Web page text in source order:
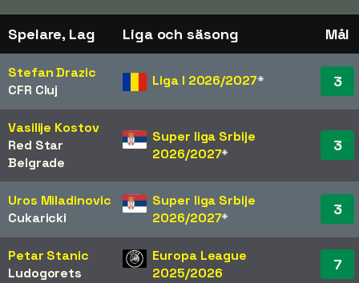
Spelare, Lag Liga och säsong Mål
Stefan Drazic
CFR Cluj
Liga I 2026/2027* 3
Vasilije Kostov
Red Star
Belgrade
Super liga Srbije
2026/2027* 3
Uros Miladinovic
Cukaricki
Super liga Srbije
2026/2027* 3
Petar Stanic
Ludogorets
Europa League
2025/2026
7